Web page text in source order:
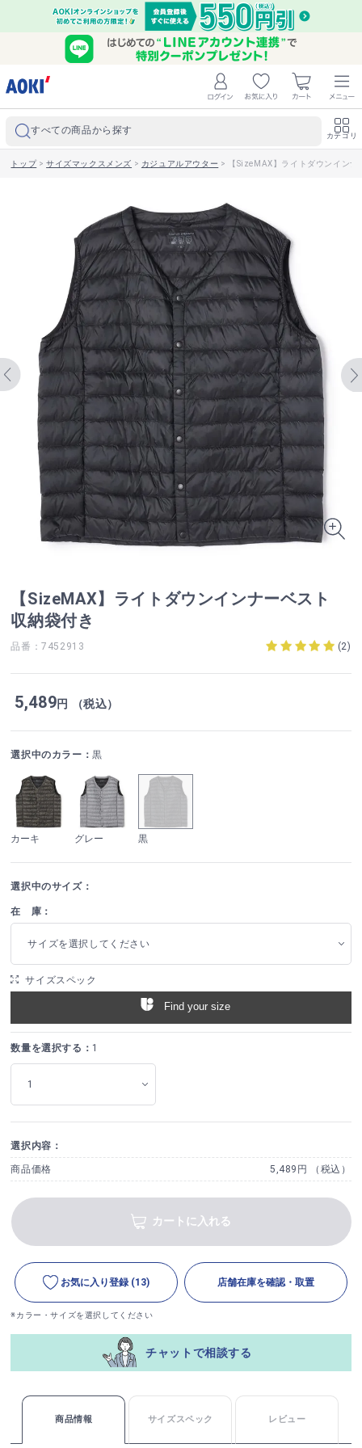
すべての商品から探す カテゴリ
トップ>サイズマックスメンズ > カジュアルアウター > 【SizeMAX】ライトダウンイン
【SizeMAX】ライトダウンインナーベスト
収納袋付き
品番：7452913 (2)
5,489円 （税込）
選択中のカラー：黒
カーキ グレー 黒
選択中のサイズ：
在 庫：
サイズを選択してください
サイズスペック
Find your size
数量を選択する： 1
選択内容：
商品価格 5,489円 （税込）
カートに入れる
お気に入り登録 (13) 店舗在庫を確認・取置
※カラー・サイズを選択してください
チャットで相談する
商品情報 サイズスペック レビュー